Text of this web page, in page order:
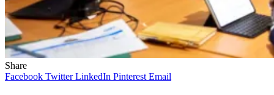
Share
Facebook Twitter LinkedIn Pinterest Email